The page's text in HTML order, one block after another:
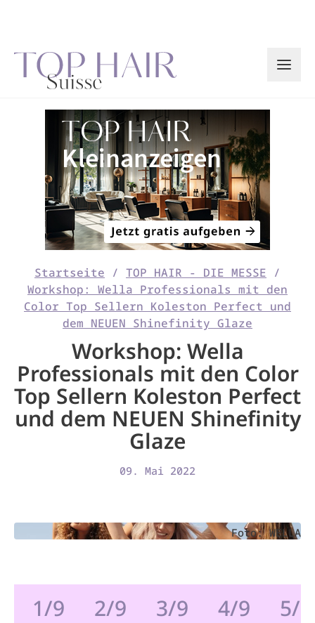
Startseite / TOP HAIR - DIE MESSE /
Workshop: Wella Professionals mit den
Color Top Sellern Koleston Perfect und
dem NEUEN Shinefinity Glaze
Workshop: Wella
Professionals mit den Color
Top Sellern Koleston Perfect
und dem NEUEN Shinefinity
Glaze
09. Mai 2022
Foto: WELLA
1/9 2/9 3/9 4/9 5/9